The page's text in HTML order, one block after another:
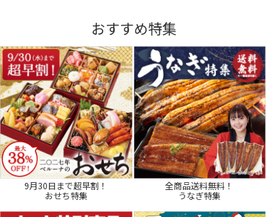
おすすめ特集
9月30日まで超早割！
おせち特集
全商品送料無料！
うなぎ特集